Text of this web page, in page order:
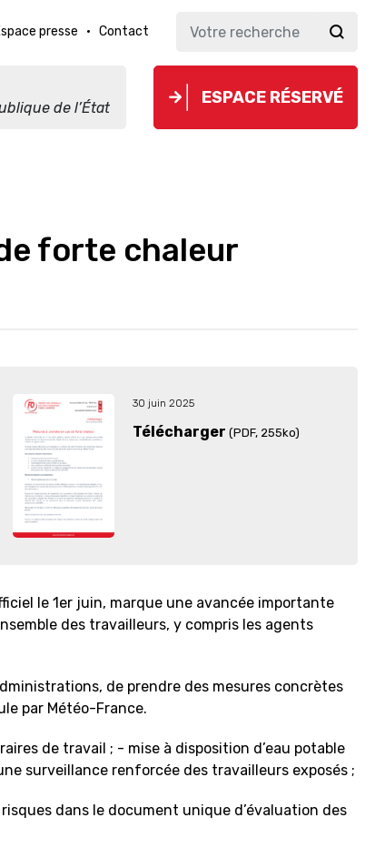
presse Contact
de l’État
ESPACE RÉSERVÉ
forte chaleur
30 juin 2025
Télécharger (PDF, 255ko)
le 1er juin, marque une avancée importante
des travailleurs, y compris les agents
de prendre des mesures concrètes
par Météo-France.
de travail ; - mise à disposition d’eau potable
surveillance renforcée des travailleurs exposés ;
dans le document unique d’évaluation des